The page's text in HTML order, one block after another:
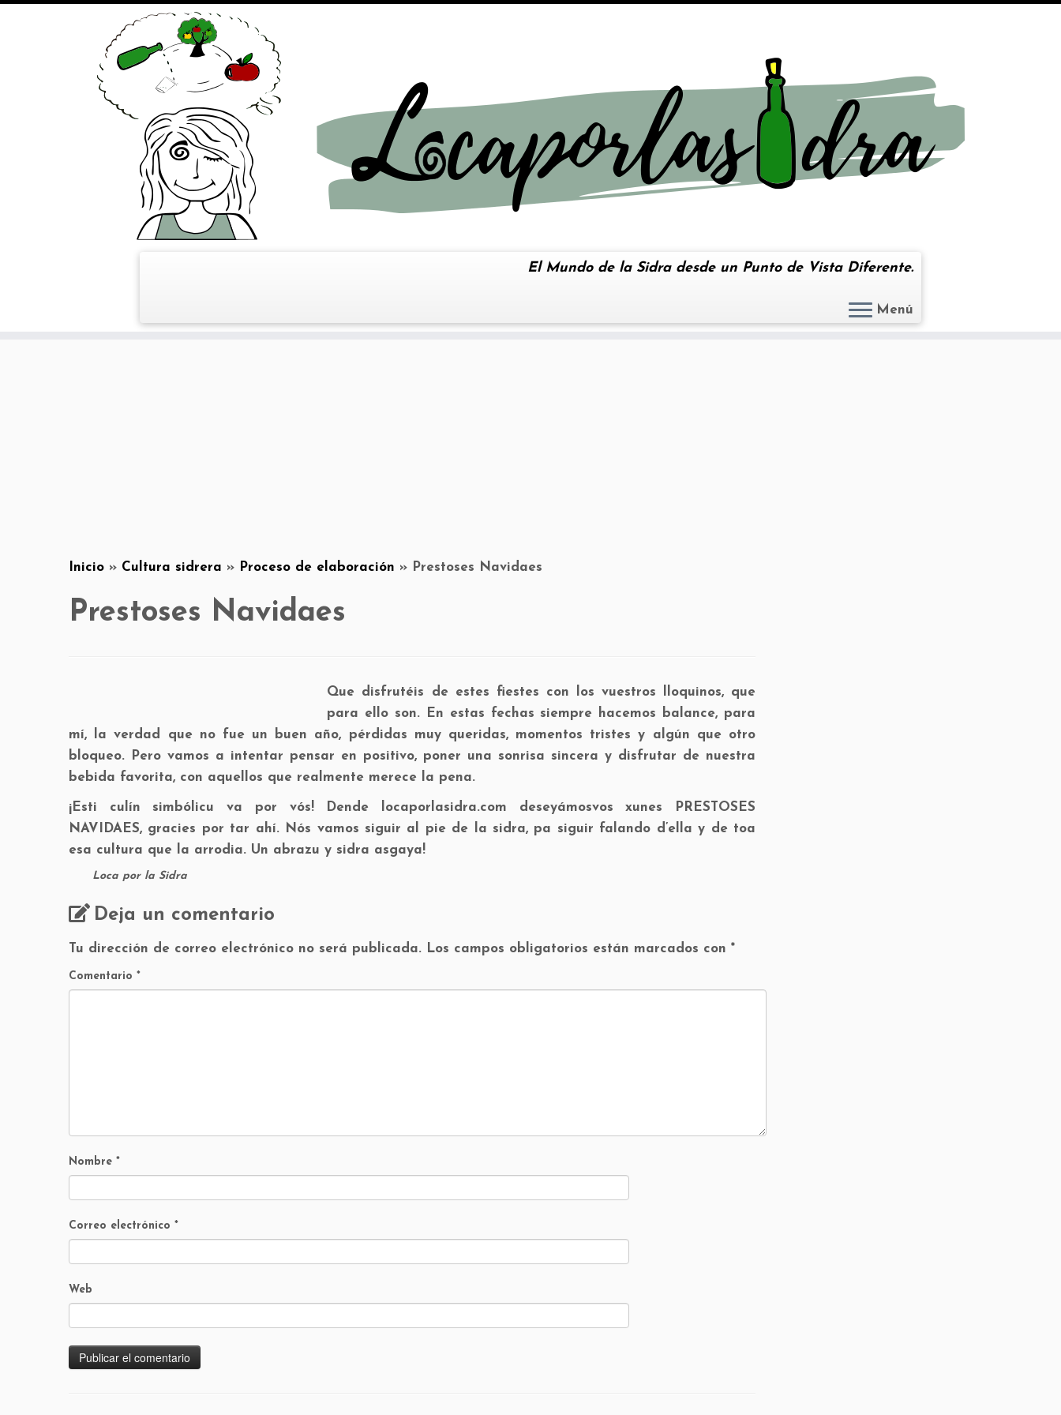
El Mundo de la Sidra desde un Punto de Vista Diferente.
Menú
Inicio » Cultura sidrera » Proceso de elaboración » Prestoses Navidaes
Prestoses Navidaes
Que disfrutéis de estes fiestes con los vuestros lloquinos, que
para ello son. En estas fechas siempre hacemos balance, para
mí, la verdad que no fue un buen año, pérdidas muy queridas, momentos tristes y algún que otro
bloqueo. Pero vamos a intentar pensar en positivo, poner una sonrisa sincera y disfrutar de nuestra
bebida favorita, con aquellos que realmente merece la pena.
¡Esti culín simbólicu va por vós! Dende locaporlasidra.com deseyámosvos xunes PRESTOSES
NAVIDAES, gracies por tar ahí. Nós vamos siguir al pie de la sidra, pa siguir falando d’ella y de toa
esa cultura que la arrodia. Un abrazu y sidra asgaya!
Loca por la Sidra
Deja un comentario
Tu dirección de correo electrónico no será publicada. Los campos obligatorios están marcados con *
Comentario *
Nombre *
Correo electrónico *
Web